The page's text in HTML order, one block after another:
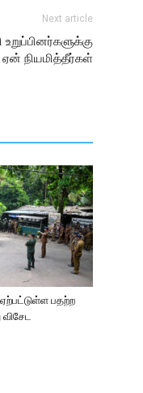
Next article
ஏன் நியமித்தீர்கள்
பதற்ற